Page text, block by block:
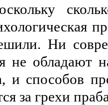
Ни
не обладают
и способов
за грехи